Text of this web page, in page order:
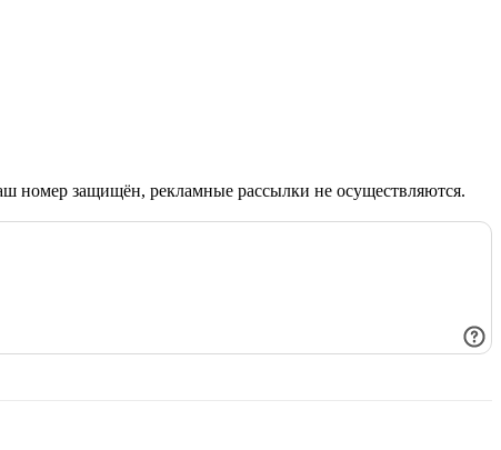
номер защищён, рекламные рассылки не осуществляются.